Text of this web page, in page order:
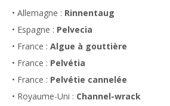
• Allemagne : Rinnentaug
• Espagne : Pelvecia
• France : Algue à gouttière
• France : Pelvétia
• France : Pelvétie cannelée
• Royaume-Uni : Channel-wrack